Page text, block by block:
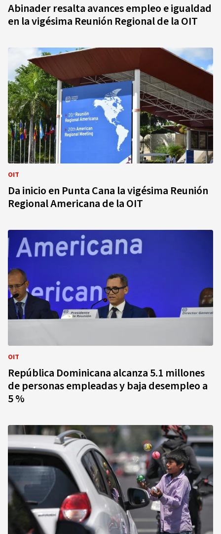
Abinader resalta avances empleo e igualdad
en la vigésima Reunión Regional de la OIT
OIT
Da inicio en Punta Cana la vigésima Reunión
Regional Americana de la OIT
OIT
República Dominicana alcanza 5.1 millones
de personas empleadas y baja desempleo a
5 %